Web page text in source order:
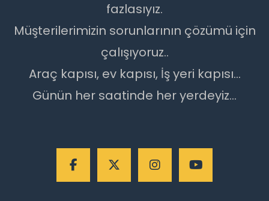
fazlasıyız.
Müşterilerimizin sorunlarının çözümü için
çalışıyoruz..
Araç kapısı, ev kapısı, İş yeri kapısı...
Günün her saatinde her yerdeyiz...